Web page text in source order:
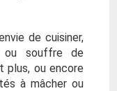
de cuisiner,
ou souffre de
plus, ou encore
à mâcher ou